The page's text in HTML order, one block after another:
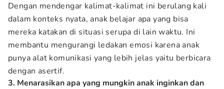
Dengan mendengar kalimat-kalimat ini berulang kali
dalam konteks nyata, anak belajar apa yang bisa
mereka katakan di situasi serupa di lain waktu. Ini
membantu mengurangi ledakan emosi karena anak
punya alat komunikasi yang lebih jelas yaitu berbicara
dengan asertif.
3. Menarasikan apa yang mungkin anak inginkan dan